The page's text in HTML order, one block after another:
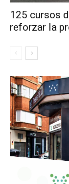
125 cursos
reforzar la